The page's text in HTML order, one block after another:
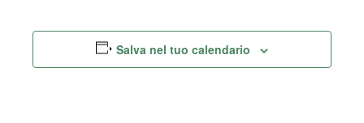
Salva nel tuo calendario